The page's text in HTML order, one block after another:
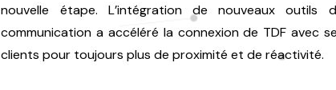
nouvelle étape. L’intégration de nouveaux outils
communication a accéléré la connexion de TDF avec
clients pour toujours plus de proximité et de réactivité.